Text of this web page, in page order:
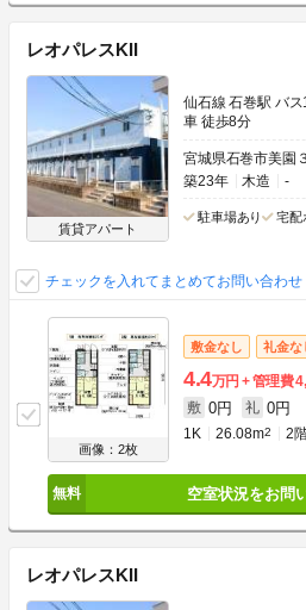
レオパレスKII
賃貸アパート
仙石線 石巻駅 バ
車 徒歩8分
宮城県石巻市美園
築23年
木造 -
駐車場あり 宅配
チェックを入れてまとめてお問い合わせ
画像：2枚
敷金なし 礼金な
4.4万円 管理費
敷 0円 礼 0円
1K 26.08m2 2
空室状況をお問
レオパレスKII